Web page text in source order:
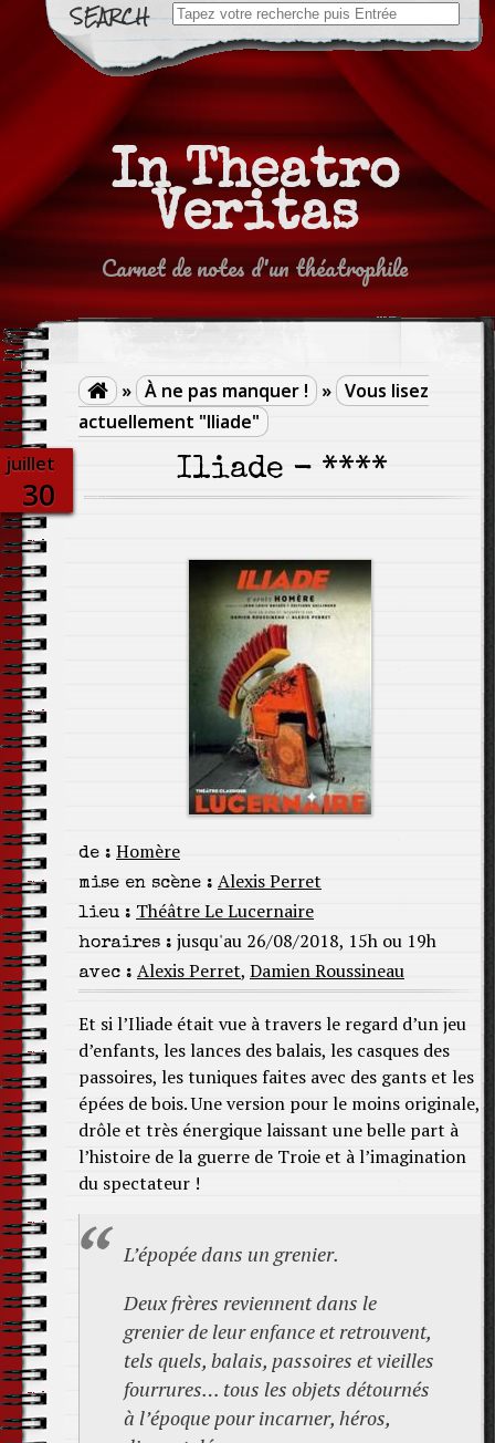
Search
for:
In Theatro
Veritas
Carnet de notes d'un théatrophile
 » À ne pas manquer ! » Vous lisez
actuellement "Iliade"
juillet
30
Iliade - ****
de : Homère
mise en scène : Alexis Perret
lieu : Théâtre Le Lucernaire
horaires : jusqu'au 26/08/2018, 15h ou 19h
avec : Alexis Perret, Damien Roussineau
Et si l’Iliade était vue à travers le regard d’un jeu
d’enfants, les lances des balais, les casques des
passoires, les tuniques faites avec des gants et les
épées de bois. Une version pour le moins originale,
drôle et très énergique laissant une belle part à
l’histoire de la guerre de Troie et à l’imagination
du spectateur !
L’épopée dans un grenier.
Deux frères reviennent dans le
grenier de leur enfance et retrouvent,
tels quels, balais, passoires et vieilles
fourrures… tous les objets détournés
à l’époque pour incarner, héros,